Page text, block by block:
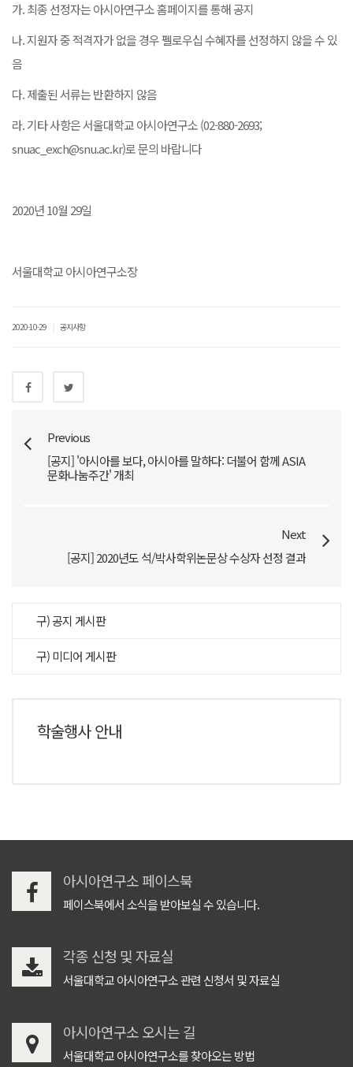
가. 최종 선정자는 아시아연구소 홈페이지를 통해 공지
나. 지원자 중 적격자가 없을 경우 펠로우십 수혜자를 선정하지 않을 수 있
음
다. 제출된 서류는 반환하지 않음
라. 기타 사항은 서울대학교 아시아연구소 (02-880-2693;
snuac_exch@snu.ac.kr)로 문의 바랍니다
2020년 10월 29일
서울대학교 아시아연구소장
2020-10-29 공지사항
Previous
[공지] '아시아를 보다, 아시아를 말하다: 더불어 함께 ASIA
문화나눔주간' 개최
Next
[공지] 2020년도 석/박사학위논문상 수상자 선정 결과
구) 공지 게시판
구) 미디어 게시판
학술행사 안내
아시아연구소 페이스북
페이스북에서 소식을 받아보실 수 있습니다.
각종 신청 및 자료실
서울대학교 아시아연구소 관련 신청서 및 자료실
아시아연구소 오시는 길
서울대학교 아시아연구소를 찾아오는 방법